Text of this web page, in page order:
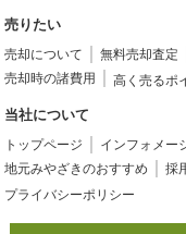
売りたい
売却について 無料売却査定
売却時の諸費用
高く売るポ
当社について
トップページ インフォメー
地元みやざきのおすすめ
採
プライバシーポリシー